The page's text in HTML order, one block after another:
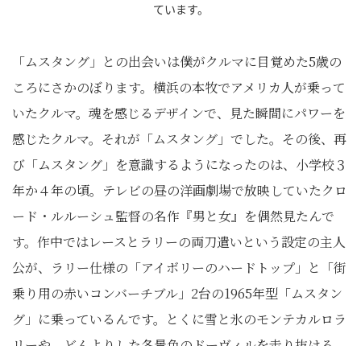
ています。
「ムスタング」との出会いは僕がクルマに目覚めた5歳の
ころにさかのぼります。横浜の本牧でアメリカ人が乗って
いたクルマ。魂を感じるデザインで、見た瞬間にパワーを
感じたクルマ。それが「ムスタング」でした。その後、再
び「ムスタング」を意識するようになったのは、小学校３
年か４年の頃。テレビの昼の洋画劇場で放映していたクロ
ード・ルルーシュ監督の名作『男と女』を偶然見たんで
す。作中ではレースとラリーの両刀遣いという設定の主人
公が、ラリー仕様の「アイボリーのハードトップ」と「街
乗り用の赤いコンバーチブル」2台の1965年型「ムスタン
グ」に乗っているんです。とくに雪と氷のモンテカルロラ